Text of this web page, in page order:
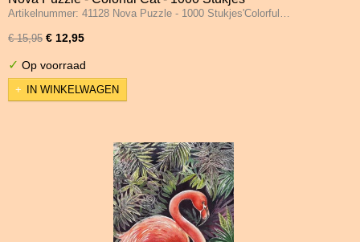
Artikelnummer: 41128 Nova Puzzle - 1000 Stukjes'Colorful…
€ 15,95 € 12,95
✓ Op voorraad
IN WINKELWAGEN